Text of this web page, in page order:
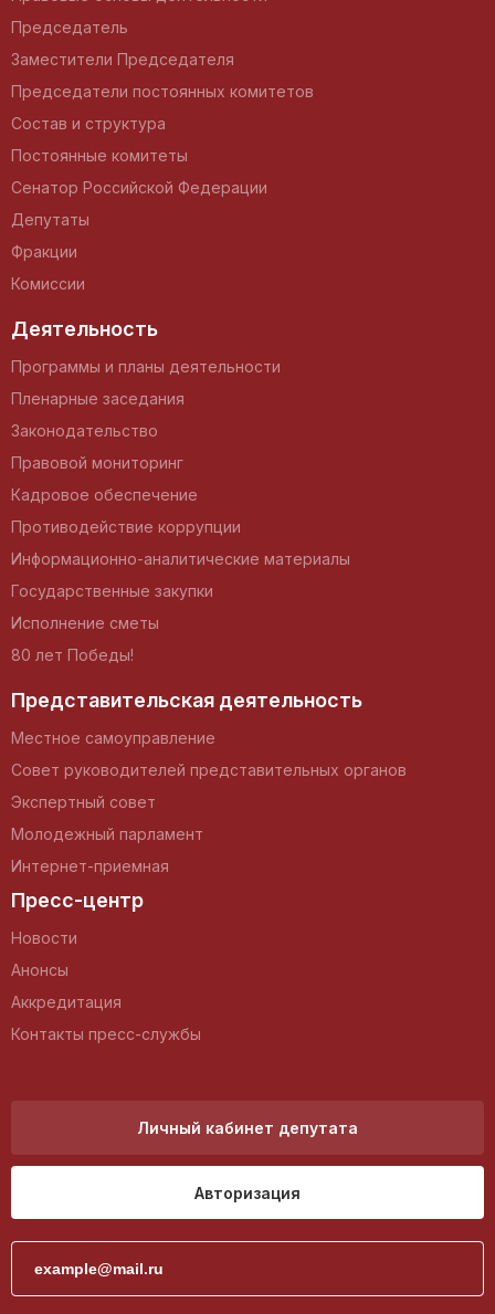
Председатель
Заместители Председателя
Председатели постоянных комитетов
Состав и структура
Постоянные комитеты
Сенатор Российской Федерации
Депутаты
Фракции
Комиссии
Деятельность
Программы и планы деятельности
Пленарные заседания
Законодательство
Правовой мониторинг
Кадровое обеспечение
Противодействие коррупции
Информационно-аналитические материалы
Государственные закупки
Исполнение сметы
80 лет Победы!
Представительская деятельность
Местное самоуправление
Совет руководителей представительных органов
Экспертный совет
Молодежный парламент
Интернет-приемная
Пресс-центр
Новости
Анонсы
Аккредитация
Контакты пресс-службы
Личный кабинет депутата
Авторизация